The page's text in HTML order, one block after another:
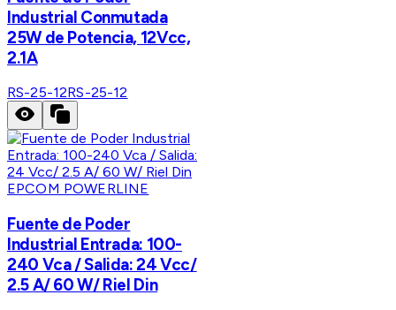
Industrial Conmutada
25W de Potencia, 12Vcc,
2.1A
RS-25-12RS-25-12
EPCOM POWERLINE
Fuente de Poder
Industrial Entrada: 100-
240 Vca / Salida: 24 Vcc/
2.5 A/ 60 W/ Riel Din